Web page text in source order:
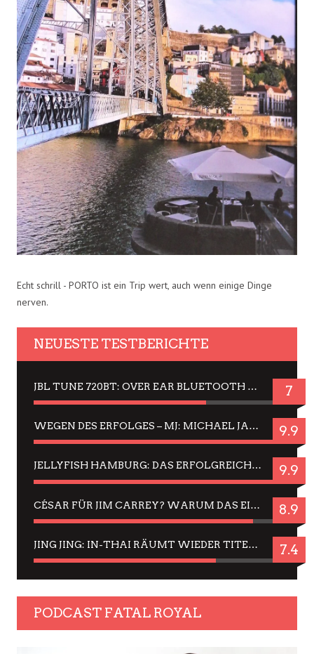
Echt schrill - PORTO ist ein Trip wert, auch wenn einige Dinge
nerven.
NEUESTE TESTBERICHTE
JBL TUNE 720BT: OVER EAR BLUETOOTH KOPFHÖRER UM DIE 50,-€ IM DAUER-TEST 7
WEGEN DES ERFOLGES – MJ: MICHAEL JACKSON MUSICAL IN EINER MATINEE SEHEN 9.9
JELLYFISH HAMBURG: DAS ERFOLGREICHE SOMMER-MENÜ 2025 IN GEFÜHLEN UND BILDERN 9.9
CÉSAR FÜR JIM CARREY? WARUM DAS EINER DER NERVIGSTEN ACTORS IST UND BLEIBT 8.9
JING JING: IN-THAI RÄUMT WIEDER TITEL AB – EIN ZWEI-STUNDEN-ERLEBNISBERICHT 7.4
PODCAST FATAL ROYAL